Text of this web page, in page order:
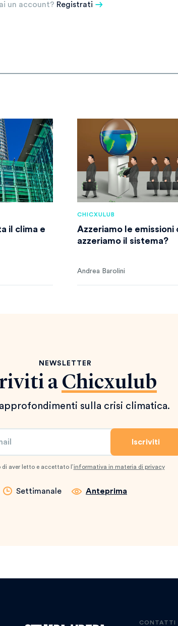
un account? Registrati
il clima e
CHICXULUB
Azzeriamo le emissioni
azzeriamo il sistema?
Andrea Barolini
NEWSLETTER
a Chicxulub
sulla crisi climatica.
di aver letto e accettato l’informativa in materia di privacy
Settimanale Anteprima
CONTATTI